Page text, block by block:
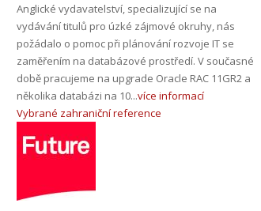
Anglické vydavatelství, specializující se na
vydávání titulů pro úzké zájmové okruhy, nás
požádalo o pomoc při plánování rozvoje IT se
zaměřením na databázové prostředí. V současné
době pracujeme na upgrade Oracle RAC 11GR2 a
několika databázi na 10...více informací
Vybrané zahraniční reference